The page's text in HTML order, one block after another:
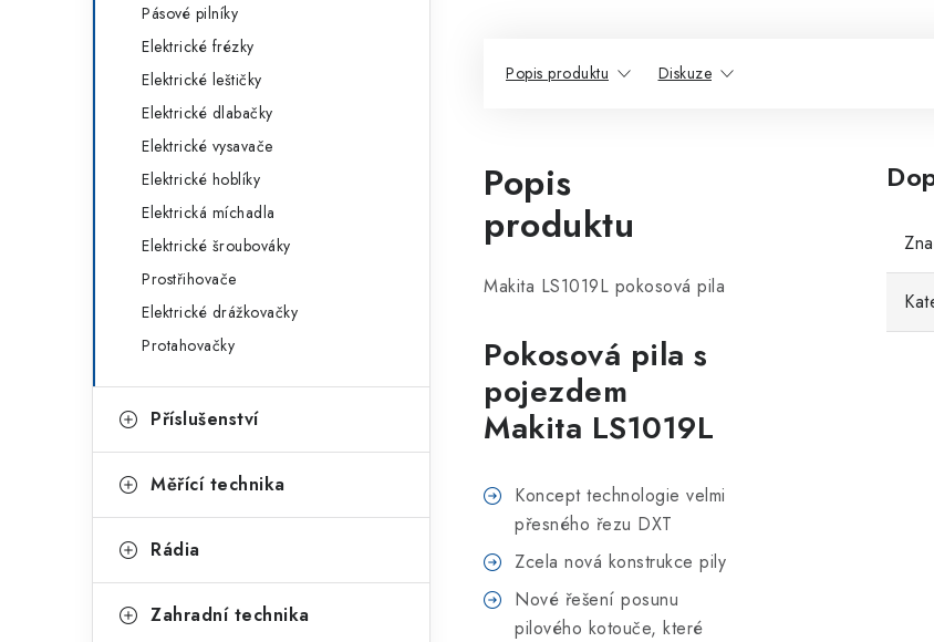
Pásové pilníky
Elektrické frézky
Elektrické leštičky
Elektrické dlabačky
Elektrické vysavače
Elektrické hoblíky
Elektrická míchadla
Elektrické šroubováky
Prostřihovače
Elektrické drážkovačky
Protahovačky
Příslušenství
Měřící technika
Rádia
Zahradní technika
Popis produktu Diskuze
Popis
produktu
Makita LS1019L pokosová pila
Pokosová pila s
pojezdem
Makita LS1019L
Koncept technologie velmi
přesného řezu DXT
Zcela nová konstrukce pily
Nové řešení posunu
pilového kotouče, které